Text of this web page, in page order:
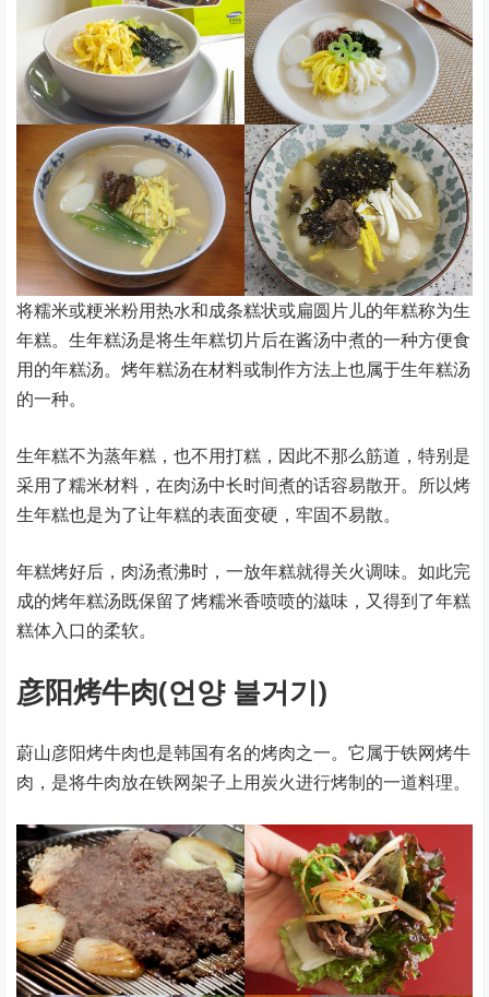
将糯米或粳米粉用热水和成条糕状或扁圆片儿的年糕称为生
年糕。生年糕汤是将生年糕切片后在酱汤中煮的一种方便食
用的年糕汤。烤年糕汤在材料或制作方法上也属于生年糕汤
的一种。
生年糕不为蒸年糕，也不用打糕，因此不那么筋道，特别是
采用了糯米材料，在肉汤中长时间煮的话容易散开。所以烤
生年糕也是为了让年糕的表面变硬，牢固不易散。
年糕烤好后，肉汤煮沸时，一放年糕就得关火调味。如此完
成的烤年糕汤既保留了烤糯米香喷喷的滋味，又得到了年糕
糕体入口的柔软。
彦阳烤牛肉(언양 불거기)
蔚山彦阳烤牛肉也是韩国有名的烤肉之一。它属于铁网烤牛
肉，是将牛肉放在铁网架子上用炭火进行烤制的一道料理。